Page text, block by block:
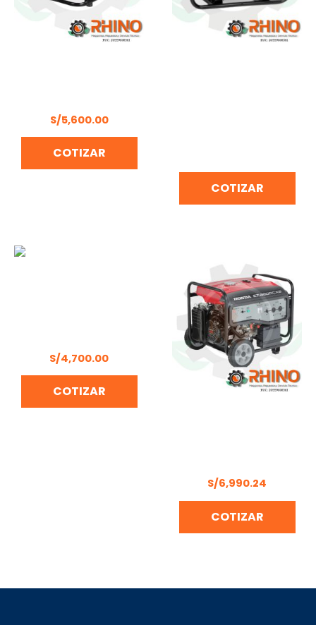
S/5,600.00
COTIZAR
COTIZAR
S/4,700.00
COTIZAR
S/6,990.24
COTIZAR